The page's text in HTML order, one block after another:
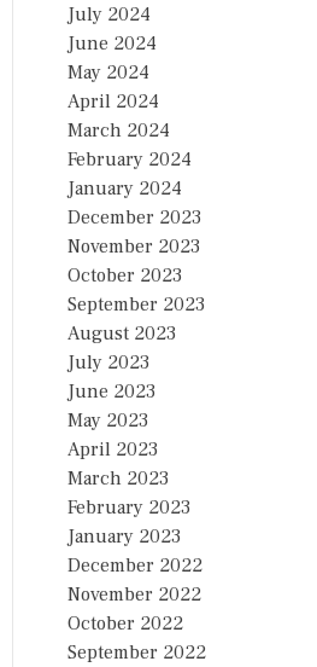
July 2024
June 2024
May 2024
April 2024
March 2024
February 2024
January 2024
December 2023
November 2023
October 2023
September 2023
August 2023
July 2023
June 2023
May 2023
April 2023
March 2023
February 2023
January 2023
December 2022
November 2022
October 2022
September 2022